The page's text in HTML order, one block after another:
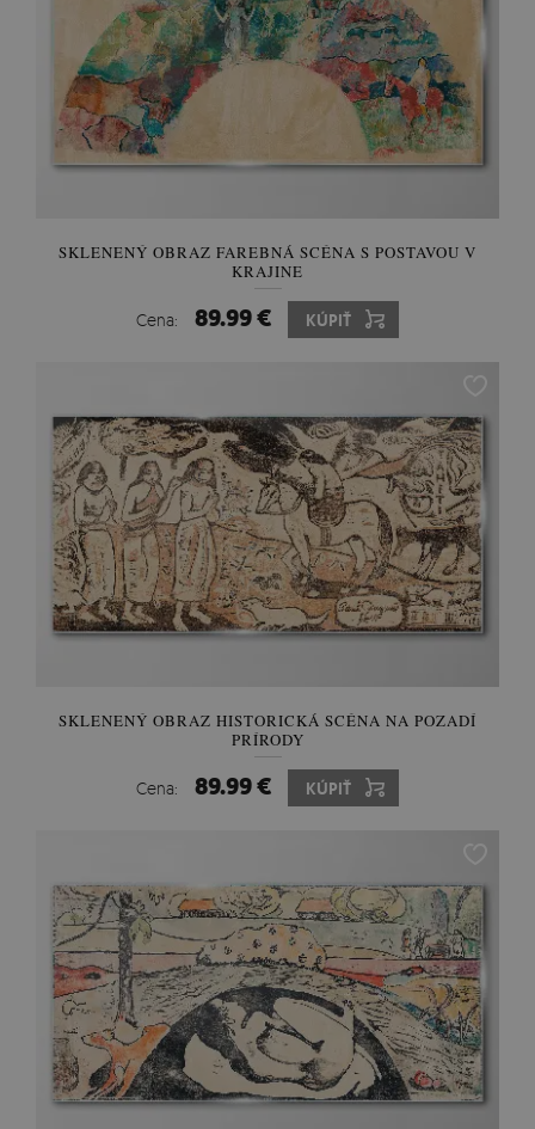
SKLENENÝ OBRAZ FAREBNÁ SCÉNA S POSTAVOU V
KRAJINE
Cena: 89.99 € KÚPIŤ
SKLENENÝ OBRAZ HISTORICKÁ SCÉNA NA POZADÍ
PRÍRODY
Cena: 89.99 € KÚPIŤ